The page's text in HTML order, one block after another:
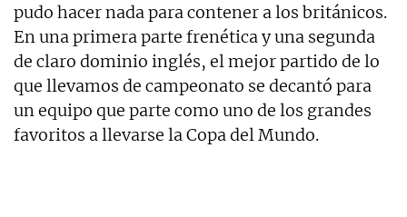
pudo hacer nada para contener a los británicos.
En una primera parte frenética y una segunda
de claro dominio inglés, el mejor partido de lo
que llevamos de campeonato se decantó para
un equipo que parte como uno de los grandes
favoritos a llevarse la Copa del Mundo.